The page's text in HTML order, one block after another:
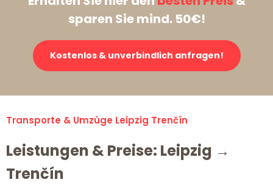
sparen Sie mind. 50€!
Kostenlos & unverbindlich anfragen!
Transporte & Umzüge Leipzig Trenčín
Leistungen & Preise: Leipzig →
Trenčín